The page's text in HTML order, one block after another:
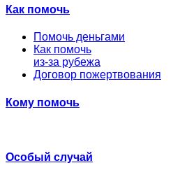
Как помочь
Помочь деньгами
Как помочь
из-за рубежа
Договор пожертвования
Кому помочь
Особый случай